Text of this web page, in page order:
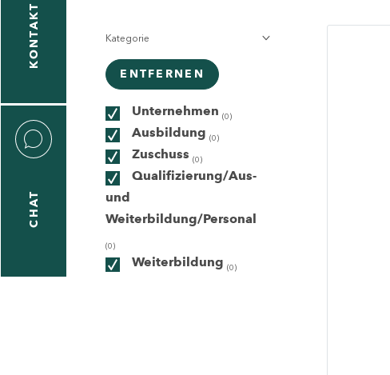
KONTAKT
CHAT
Kategorie
ENTFERNEN
Unternehmen (0)
Ausbildung (0)
Zuschuss (0)
Qualifizierung/Aus-
und
Weiterbildung/Personal
(0)
Weiterbildung (0)